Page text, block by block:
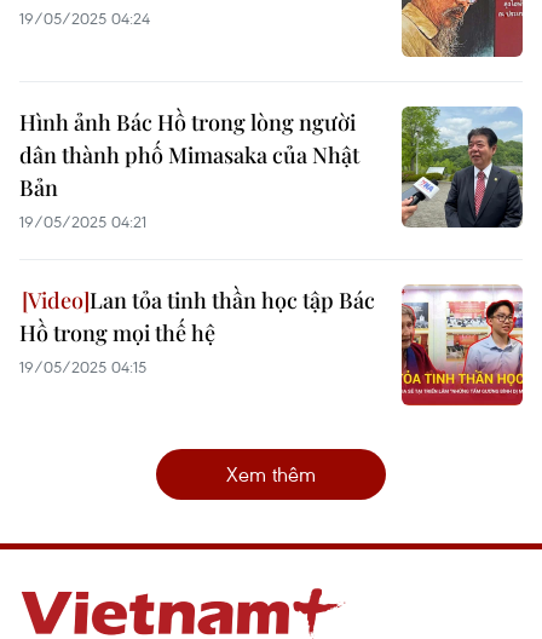
19/05/2025 04:24
Hình ảnh Bác Hồ trong lòng người
dân thành phố Mimasaka của Nhật
Bản
19/05/2025 04:21
Lan tỏa tinh thần học tập Bác
Hồ trong mọi thế hệ
19/05/2025 04:15
Xem thêm